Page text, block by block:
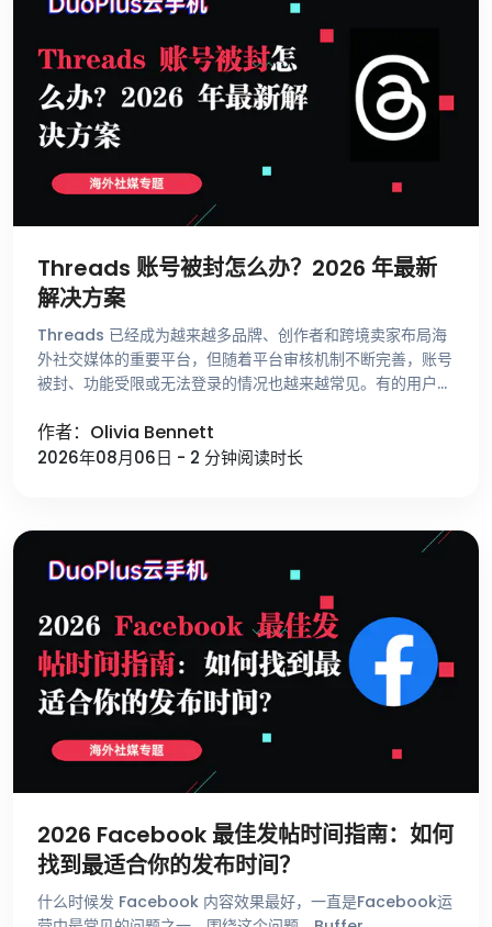
Threads 账号被封怎么办？2026 年最新
解决方案
Threads 已经成为越来越多品牌、创作者和跨境卖家布局海
外社交媒体的重要平台，但随着平台审核机制不断完善，账号
被封、功能受限或无法登录的情况也越来越常见。有的用户刚
法发帖，还有一些用 …
作者：Olivia Bennett
2026年08月06日 - 2 分钟阅读时长
2026 Facebook 最佳发帖时间指南：如何
找到最适合你的发布时间？
什么时候发 Facebook 内容效果最好，一直是Facebook运